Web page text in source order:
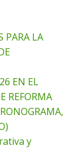
PARA LA
EN EL
REFORMA
y